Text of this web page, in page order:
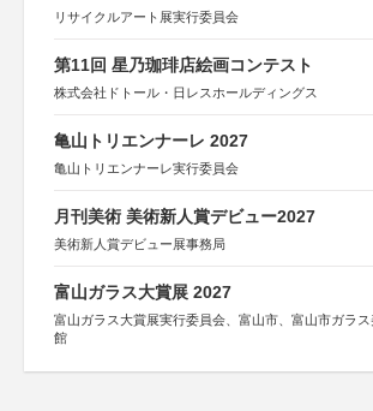
リサイクルアート展実行委員会
第11回 星乃珈琲店絵画コンテスト
株式会社ドトール・日レスホールディングス
亀山トリエンナーレ 2027
亀山トリエンナーレ実行委員会
月刊美術 美術新人賞デビュー2027
美術新人賞デビュー展事務局
富山ガラス大賞展 2027
富山ガラス大賞展実行委員会、富山市、富山市ガラス
館